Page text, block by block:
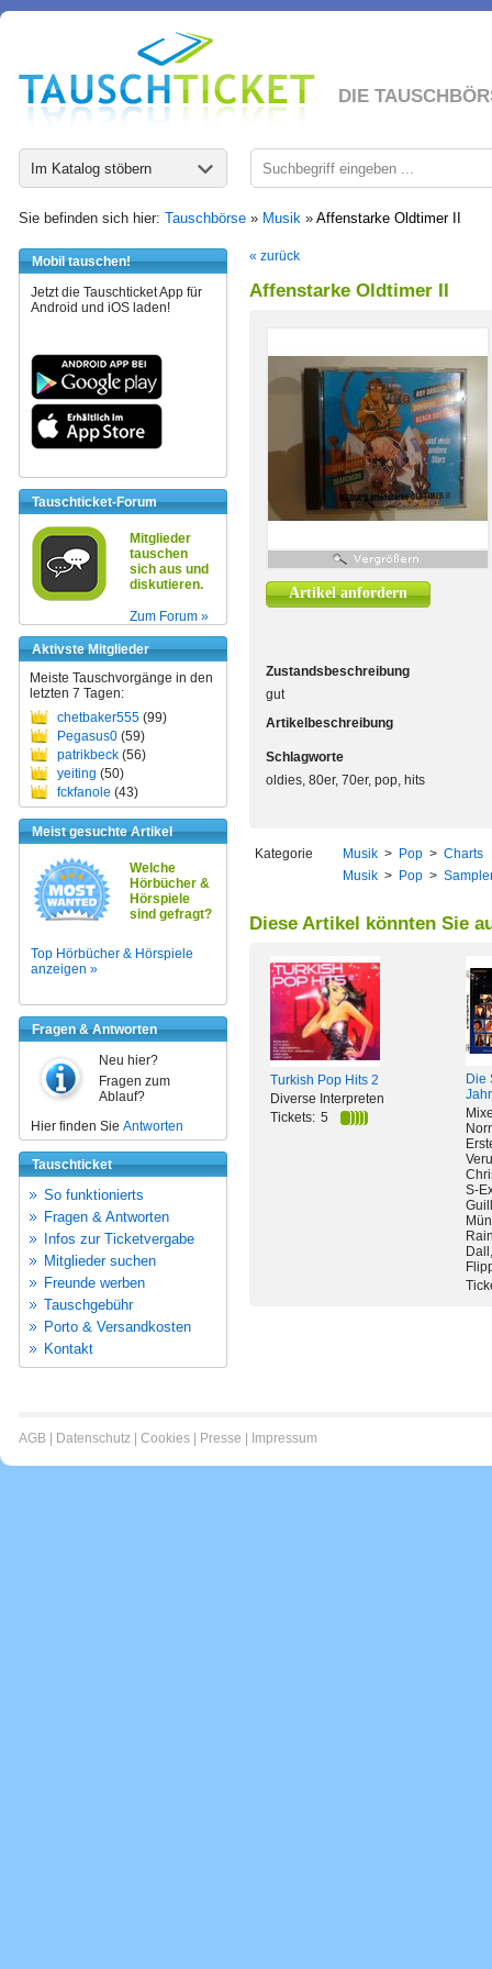
DIE
Im Katalog stöbern
Sie befinden sich hier: Tauschbörse » Musik » Affenstarke Oldtimer II
Mobil tauschen!
Jetzt die Tauschticket App für
Android und iOS laden!
Tauschticket-Forum
Mitglieder
tauschen
sich aus und
diskutieren.
Zum Forum »
Aktivste Mitglieder
Meiste Tauschvorgänge in den
letzten 7 Tagen:
chetbaker555 (99)
Pegasus0 (59)
patrikbeck (56)
yeiting (50)
fckfanole (43)
Meist gesuchte Artikel
Welche
Hörbücher &
Hörspiele
sind gefragt?
Top Hörbücher & Hörspiele
anzeigen »
Fragen & Antworten
Neu hier?
Fragen zum
Ablauf?
Hier finden Sie Antworten
Tauschticket
So funktionierts
Fragen & Antworten
Infos zur Ticketvergabe
Mitglieder suchen
Freunde werben
Tauschgebühr
Porto & Versandkosten
Kontakt
« zurück
Affenstarke Oldtimer II
Artikel anfordern
Zustandsbeschreibung
gut
Artikelbeschreibung
Schlagworte
oldies, 80er, 70er, pop, hits
Kategorie Musik > Pop > Charts
Musik > Pop >
Diese Artikel könnten Sie
Turkish Pop Hits 2
Diverse Interpreten
Tickets: 5
Die
S-
AGB Datenschutz Cookies Presse Impressum